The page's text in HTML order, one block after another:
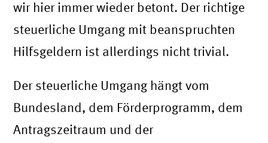
wir hier immer wieder betont. Der richtige
steuerliche Umgang mit beanspruchten
Hilfsgeldern ist allerdings nicht trivial.
Der steuerliche Umgang hängt vom
Bundesland, dem Förderprogramm, dem
Antragszeitraum und der